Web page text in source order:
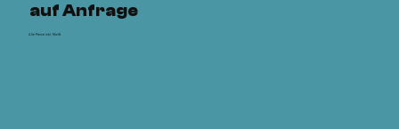
Alle Preise inkl. MwSt
auf Anfrage